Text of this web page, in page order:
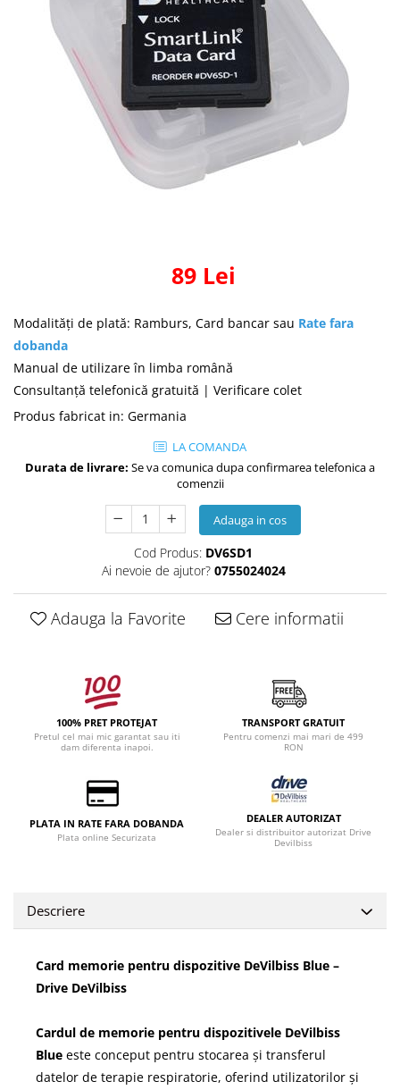
Masti Discontinued (Nu se mai
produc)
Perna CPAP
Blocare/ Fixare barbie
Preventie iritatia pielii
Huse dispozitive
Alimentatoare si baterii CPAP
Stocare si generare raport CPAP
89 Lei
Modalități de plată: Ramburs, Card bancar sau Rate fara
dobanda
Manual de utilizare în limba română
Consultanță telefonică gratuită | Verificare colet
Produs fabricat in: Germania
LA COMANDA
Durata de livrare: Se va comunica dupa confirmarea telefonica a
comenzii
Adauga in cos
Cod Produs: DV6SD1
Ai nevoie de ajutor? 0755024024
Adauga la Favorite Cere informatii
100% PRET PROTEJAT
Pretul cel mai mic garantat sau iti
dam diferenta inapoi.
TRANSPORT GRATUIT
Pentru comenzi mai mari de 499
RON
PLATA IN RATE FARA DOBANDA
Plata online Securizata
DEALER AUTORIZAT
Dealer si distribuitor autorizat Drive
Devilbiss
Descriere
Card memorie pentru dispozitive DeVilbiss Blue –
Drive DeVilbiss
Cardul de memorie pentru dispozitivele DeVilbiss
Blue este conceput pentru stocarea și transferul
datelor de terapie respiratorie, oferind utilizatorilor și